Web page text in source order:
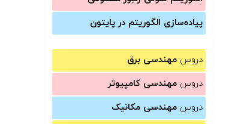
پیاده‌سازی الگوریتم در پایتون
دروس مهندسی برق
دروس مهندسی کامپیوتر
دروس مهندسی مکانیک